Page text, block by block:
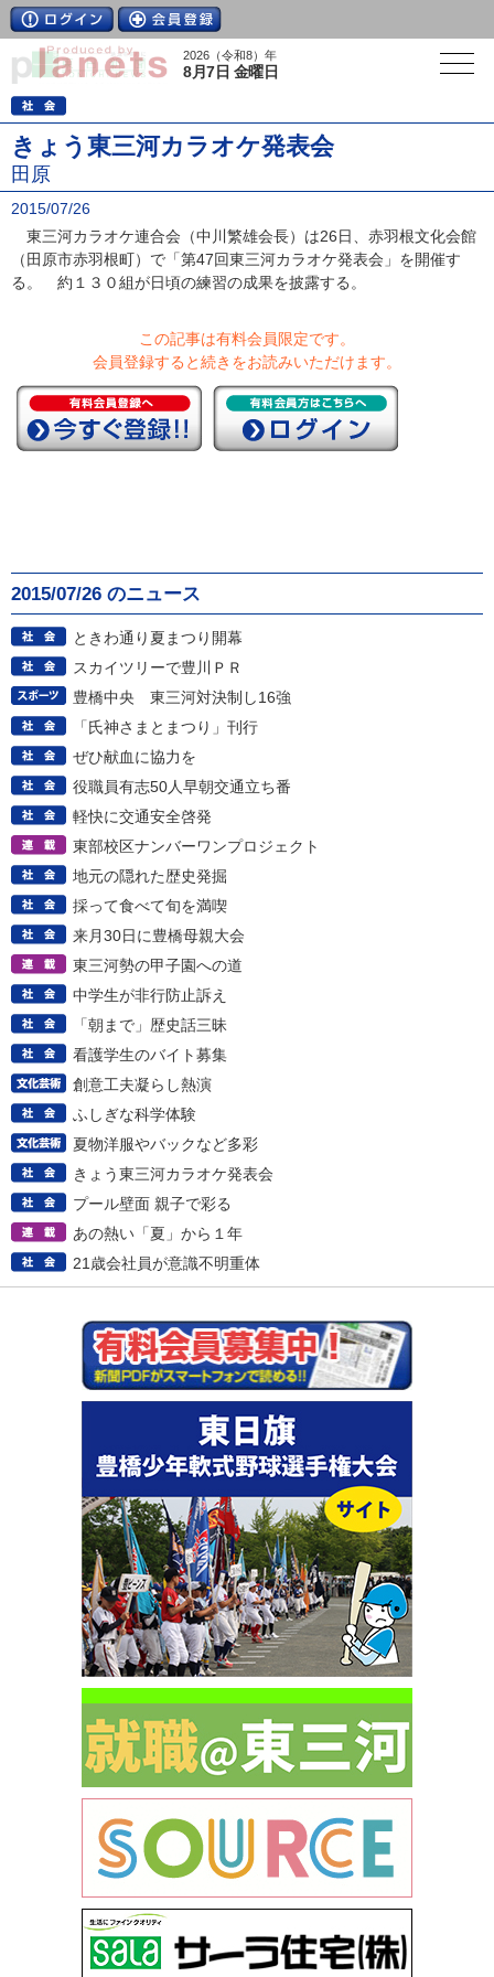
2026（令和8）年
8月7日 金曜日
きょう東三河カラオケ発表会
田原
2015/07/26
東三河カラオケ連合会（中川繁雄会長）は26日、赤羽根文化会館
（田原市赤羽根町）で「第47回東三河カラオケ発表会」を開催す
る。 約１３０組が日頃の練習の成果を披露する。
この記事は有料会員限定です。
会員登録すると続きをお読みいただけます。
2015/07/26 のニュース
ときわ通り夏まつり開幕
スカイツリーで豊川ＰＲ
豊橋中央 東三河対決制し16強
「氏神さまとまつり」刊行
ぜひ献血に協力を
役職員有志50人早朝交通立ち番
軽快に交通安全啓発
東部校区ナンバーワンプロジェクト
地元の隠れた歴史発掘
採って食べて旬を満喫
来月30日に豊橋母親大会
東三河勢の甲子園への道
中学生が非行防止訴え
「朝まで」歴史話三昧
看護学生のバイト募集
創意工夫凝らし熱演
ふしぎな科学体験
夏物洋服やバックなど多彩
きょう東三河カラオケ発表会
プール壁面 親子で彩る
あの熱い「夏」から１年
21歳会社員が意識不明重体